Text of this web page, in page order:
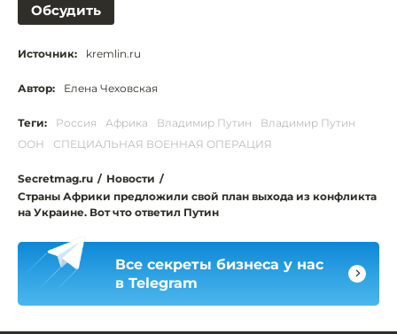
Обсудить
Источник: kremlin.ru
Автор: Елена Чеховская
Теги: Россия Африка Владимир Путин
Владимир Путин
ООН
СПЕЦИАЛЬНАЯ ВОЕННАЯ ОПЕРАЦИЯ
Secretmag.ru / Новости /
Страны Африки предложили свой план выхода из конфликта
на Украине. Вот что ответил Путин
Все секреты бизнеса у нас
в Telegram